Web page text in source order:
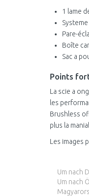
1 lame
Pare-
Boîte
Sac a
Points
La scie a
les
Brushless
plus la
Les images
Um nach
Um nach